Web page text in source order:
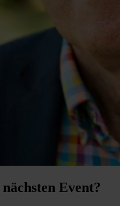
Event?